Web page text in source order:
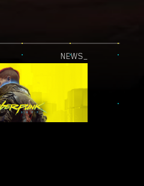
NEWS_